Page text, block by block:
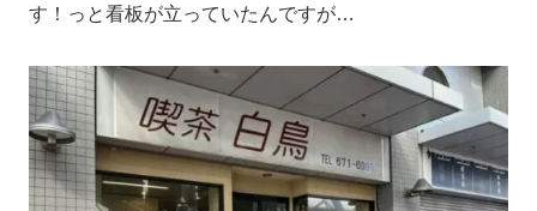
す！っと看板が立っていたんですが…